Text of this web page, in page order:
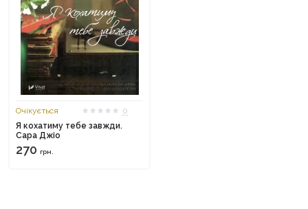
Очікується
0
Я кохатиму тебе завжди.
Сара Джіо
270 грн.